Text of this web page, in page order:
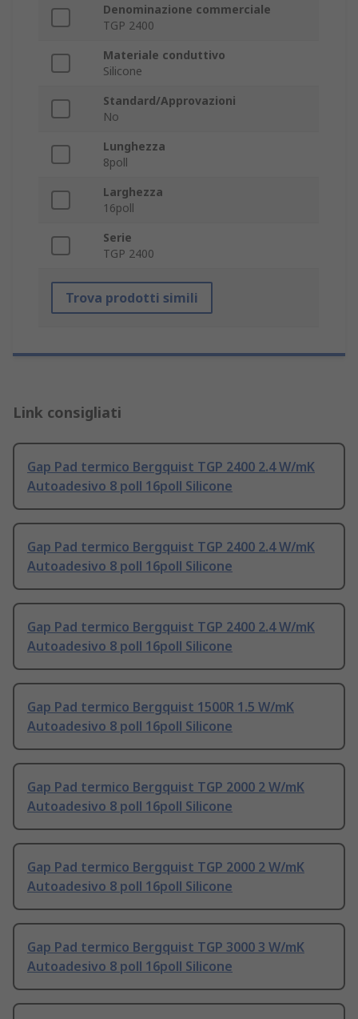
Denominazione commerciale
TGP 2400
Materiale conduttivo
Silicone
Standard/Approvazioni
No
Lunghezza
8poll
Larghezza
16poll
Serie
TGP 2400
Trova prodotti simili
Link consigliati
Gap Pad termico Bergquist TGP 2400 2.4 W/mK
Autoadesivo 8 poll 16poll Silicone
Gap Pad termico Bergquist TGP 2400 2.4 W/mK
Autoadesivo 8 poll 16poll Silicone
Gap Pad termico Bergquist TGP 2400 2.4 W/mK
Autoadesivo 8 poll 16poll Silicone
Gap Pad termico Bergquist 1500R 1.5 W/mK
Autoadesivo 8 poll 16poll Silicone
Gap Pad termico Bergquist TGP 2000 2 W/mK
Autoadesivo 8 poll 16poll Silicone
Gap Pad termico Bergquist TGP 2000 2 W/mK
Autoadesivo 8 poll 16poll Silicone
Gap Pad termico Bergquist TGP 3000 3 W/mK
Autoadesivo 8 poll 16poll Silicone